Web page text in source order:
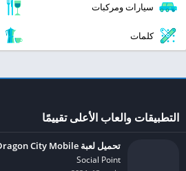
سيارات ومركبات
كلمات
التطبيقات والعاب الأعلى تقييمًا
تحميل لعبة Dragon City Mobile مهكرة للاندرويد 2024
Social Point‏